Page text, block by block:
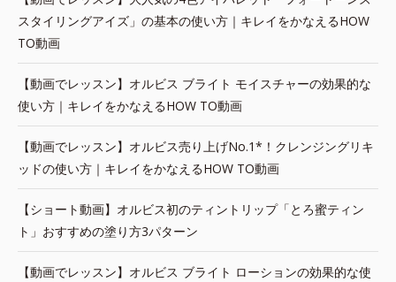
スタイリングアイズ」の基本の使い方｜キレイをかなえるHOW
TO動画
【動画でレッスン】オルビス ブライト モイスチャーの効果的な
使い方｜キレイをかなえるHOW TO動画
【動画でレッスン】オルビス売り上げNo.1*！クレンジングリキ
ッドの使い方｜キレイをかなえるHOW TO動画
【ショート動画】オルビス初のティントリップ「とろ蜜ティン
ト」おすすめの塗り方3パターン
【動画でレッスン】オルビス ブライト ローションの効果的な使